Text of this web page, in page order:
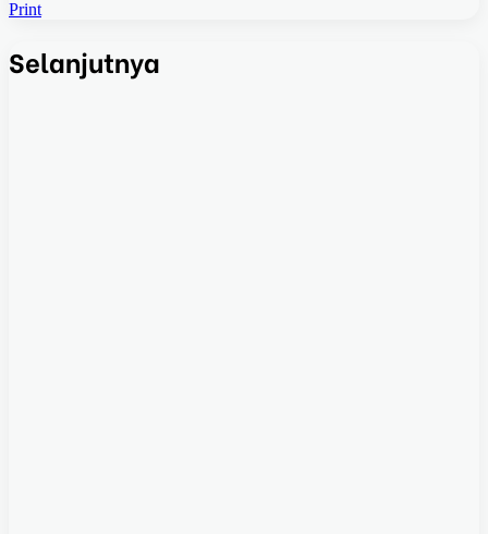
Print
Selanjutnya